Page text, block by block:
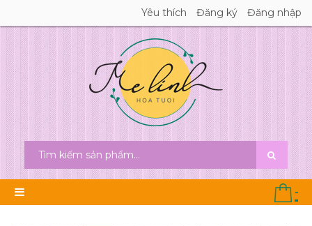
Yêu thích Đăng ký Đăng nhập
-